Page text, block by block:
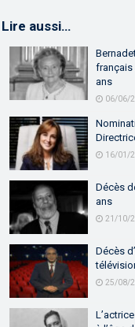
Lire aussi…
français
ans
06/06/
16/01/
Décès
ans
21/10/
Décès
25/08/